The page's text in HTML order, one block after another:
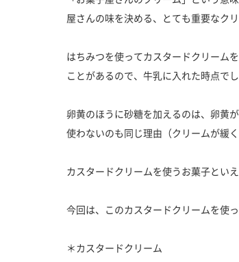
屋さんの味を決める、とても重要なクリ
はちみつを使ってカスタードクリーム
ことがあるので、牛乳に入れた時点で
卵黄のほうに砂糖を加えるのは、卵黄
使わないのも同じ理由（クリームが緩
カスタードクリームを使うお菓子とい
今回は、このカスタードクリームを使
＊カスタードクリーム